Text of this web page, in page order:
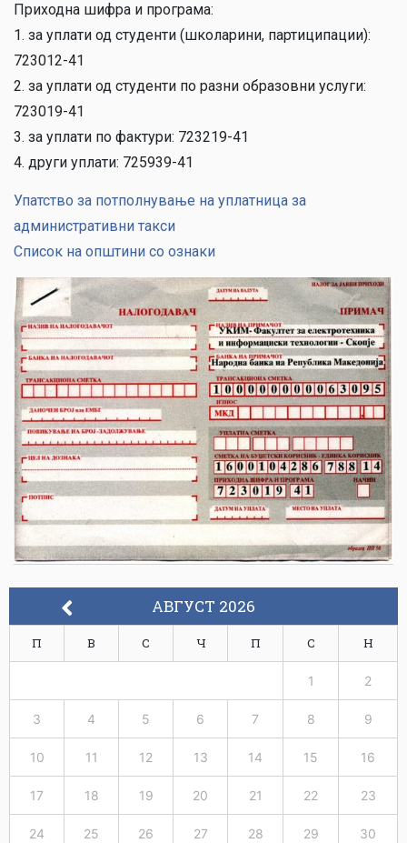
Приходна шифра и програма:
1. за уплати од студенти (школарини, партиципации):
723012-41
2. за уплати од студенти по разни образовни услуги:
723019-41
3. за уплати по фактури: 723219-41
4. други уплати: 725939-41
Упатство за потполнување на уплатница за
административни такси
Список на општини со ознаки
АВГУСТ 2026
П В С Ч П С Н
1 2
3 4 5 6 7 8 9
10 11 12 13 14 15 16
17 18 19 20 21 22 23
24 25 26 27 28 29 30